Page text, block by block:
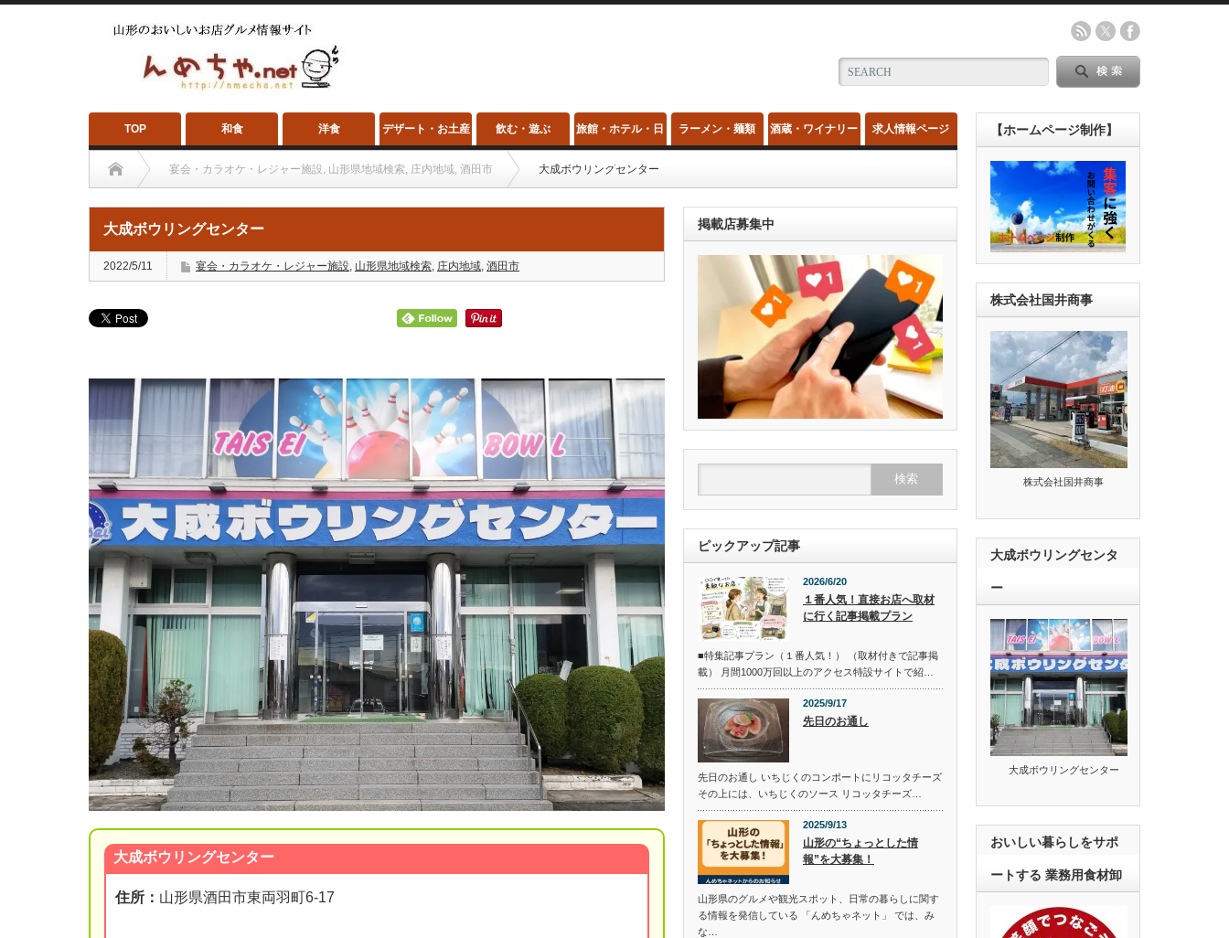
TOP 和食 洋食 デザート・お土産 飲む・遊ぶ 旅館・ホテル・日
帰り温泉・スパ
ラーメン・麺類 酒蔵・ワイナリー 求人情報ページ
宴会・カラオケ・レジャー施設, 山形県地域検索, 庄内地域, 酒田市 大成ボウリングセンター
大成ボウリングセンター
2022/5/11 宴会・カラオケ・レジャー施設, 山形県地域検索, 庄内地域, 酒田市
大成ボウリングセンター
住所： 山形県酒田市東両羽町6-17
掲載店募集中
ピックアップ記事
2026/6/20
１番人気！直接お店へ取材
に行く記事掲載プラン
■特集記事プラン（１番人気！） （取材付きで記事掲
載） 月間1000万回以上のアクセス特設サイトで紹…
2025/9/17
先日のお通し
先日のお通し いちじくのコンポートにリコッタチーズ
その上には、いちじくのソース リコッタチーズ…
2025/9/13
山形の“ちょっとした情
報”を大募集！
山形県のグルメや観光スポット、日常の暮らしに関す
る情報を発信している 「んめちゃネット」 では、み
な…
【ホームページ制作】
株式会社国井商事
株式会社国井商事
大成ボウリングセンタ
ー
大成ボウリングセンター
おいしい暮らしをサポ
ートする 業務用食材卸